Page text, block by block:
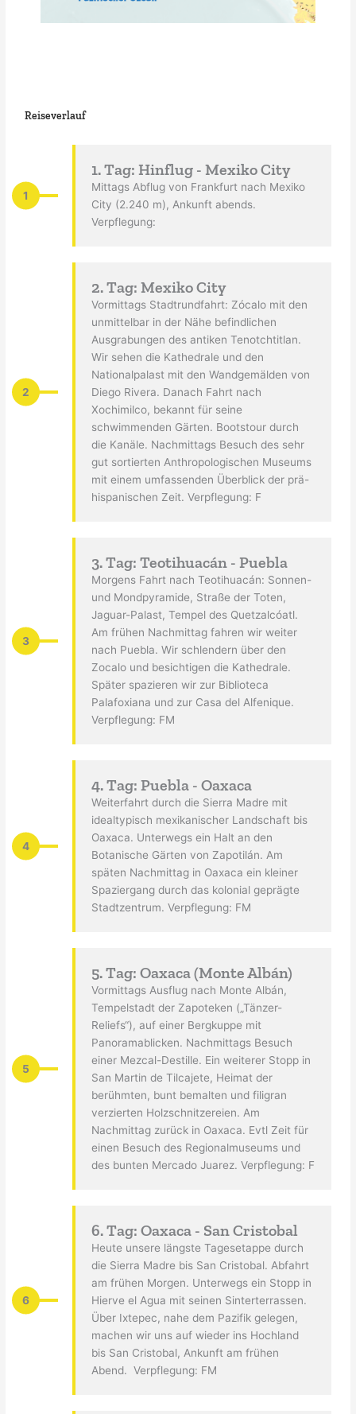
Reiseverlauf
1
1. Tag: Hinflug - Mexiko City
Mittags Abflug von Frankfurt nach Mexiko
City (2.240 m), Ankunft abends.
Verpflegung:
2
2. Tag: Mexiko City
Vormittags Stadtrundfahrt: Zócalo mit den
unmittelbar in der Nähe befindlichen
Ausgrabungen des antiken Tenotchtitlan.
Wir sehen die Kathedrale und den
Nationalpalast mit den Wandgemälden von
Diego Rivera. Danach Fahrt nach
Xochimilco, bekannt für seine
schwimmenden Gärten. Bootstour durch
die Kanäle. Nachmittags Besuch des sehr
gut sortierten Anthropologischen Museums
mit einem umfassenden Überblick der prä-
hispanischen Zeit. Verpflegung: F
3
3. Tag: Teotihuacán - Puebla
Morgens Fahrt nach Teotihuacán: Sonnen-
und Mondpyramide, Straße der Toten,
Jaguar-Palast, Tempel des Quetzalcóatl.
Am frühen Nachmittag fahren wir weiter
nach Puebla. Wir schlendern über den
Zocalo und besichtigen die Kathedrale.
Später spazieren wir zur Biblioteca
Palafoxiana und zur Casa del Alfenique.
Verpflegung: FM
4
4. Tag: Puebla - Oaxaca
Weiterfahrt durch die Sierra Madre mit
idealtypisch mexikanischer Landschaft bis
Oaxaca. Unterwegs ein Halt an den
Botanische Gärten von Zapotilán. Am
späten Nachmittag in Oaxaca ein kleiner
Spaziergang durch das kolonial geprägte
Stadtzentrum. Verpflegung: FM
5
5. Tag: Oaxaca (Monte Albán)
Vormittags Ausflug nach Monte Albán,
Tempelstadt der Zapoteken („Tänzer-
Reliefs“), auf einer Bergkuppe mit
Panoramablicken. Nachmittags Besuch
einer Mezcal-Destille. Ein weiterer Stopp in
San Martin de Tilcajete, Heimat der
berühmten, bunt bemalten und filigran
verzierten Holzschnitzereien. Am
Nachmittag zurück in Oaxaca. Evtl Zeit für
einen Besuch des Regionalmuseums und
des bunten Mercado Juarez. Verpflegung: F
6
6. Tag: Oaxaca - San Cristobal
Heute unsere längste Tagesetappe durch
die Sierra Madre bis San Cristobal. Abfahrt
am frühen Morgen. Unterwegs ein Stopp in
Hierve el Agua mit seinen Sinterterrassen.
Über Ixtepec, nahe dem Pazifik gelegen,
machen wir uns auf wieder ins Hochland
bis San Cristobal, Ankunft am frühen
Abend. Verpflegung: FM